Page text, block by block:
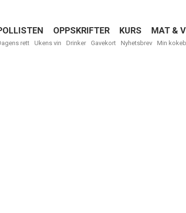
OPPSKRIFTER KURS MAT &
rett Ukens vin Drinker Gavekort Nyhetsbrev Min